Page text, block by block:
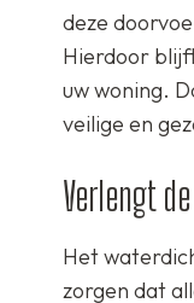
deze
Hierdoor
uw woning.
veilige en
Verlengt
Het
zorgen dat